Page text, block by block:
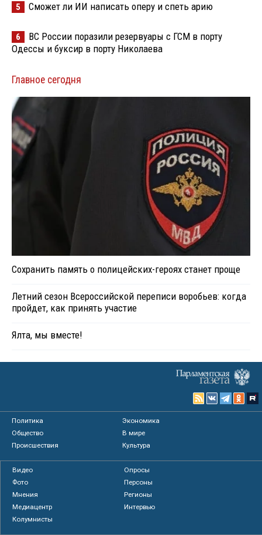
5 Сможет ли ИИ написать оперу и спеть арию
6
ВС России поразили резервуары с ГСМ в порту
Одессы и буксир в порту Николаева
Главное сегодня
Сохранить память о полицейских-героях станет проще
Летний сезон Всероссийской переписи воробьев: когда
пройдет, как принять участие
Ялта, мы вместе!
Политика
Экономика
Общество
В мире
Происшествия
Культура
Видео
Опросы
Фото
Персоны
Мнения
Регионы
Медиацентр
Интервью
Колумнисты